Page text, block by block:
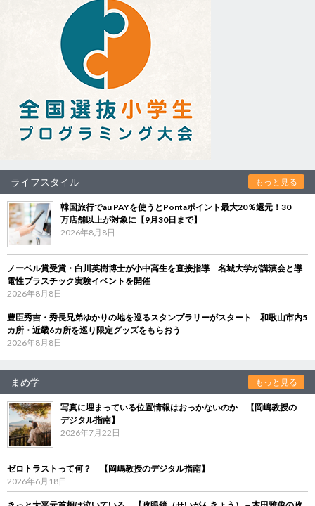
ライフスタイル もっと見る
韓国旅行でau PAYを使うとPontaポイント最大20％還元！30
万店舗以上が対象に【9月30日まで】
2026年8月8日
ノーベル賞受賞・白川英樹博士が小中高生を直接指導 名城大学が講演会と導
電性プラスチック実験イベントを開催
2026年8月8日
豊臣秀吉・秀長兄弟ゆかりの地を巡るスタンプラリーがスタート 和歌山市内5
カ所・近畿6カ所を巡り限定グッズをもらおう
2026年8月8日
まめ学 もっと見る
写真に埋まっている位置情報はおっかないのか 【岡嶋教授の
デジタル指南】
2026年7月22日
ゼロトラストって何？ 【岡嶋教授のデジタル指南】
2026年6月18日